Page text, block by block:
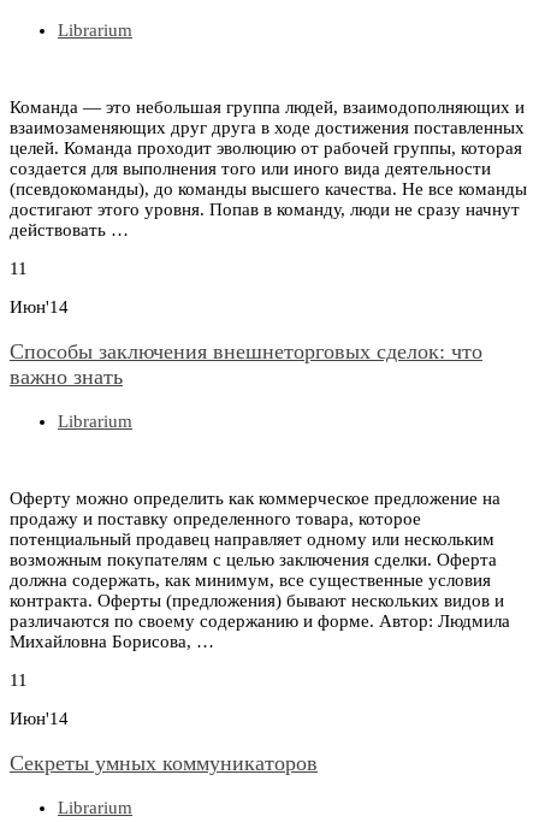
Librarium
Команда — это небольшая группа людей, взаимодополняющих и
взаимозаменяющих друг друга в ходе достижения поставленных
целей. Команда проходит эволюцию от рабочей группы, которая
создается для выполнения того или иного вида деятельности
(псевдокоманды), до команды высшего качества. Не все команды
достигают этого уровня. Попав в команду, люди не сразу начнут
действовать …
11
Июн'14
Способы заключения внешнеторговых сделок: что
важно знать
Librarium
Оферту можно определить как коммерческое предложение на
продажу и поставку определенного товара, которое
потенциальный продавец направляет одному или нескольким
возможным покупателям с целью заключения сделки. Оферта
должна содержать, как минимум, все существенные условия
контракта. Оферты (предложения) бывают нескольких видов и
различаются по своему содержанию и форме. Автор: Людмила
Миxaйлoвна Бopиcoва, …
11
Июн'14
Секреты умных коммуникаторов
Librarium